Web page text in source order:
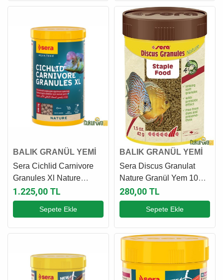
BALIK GRANÜL YEMİ
Sera Cichlid Carnivore
Granules Xl Nature
Granül Yem 1000 Ml -
330 Gr
1.225,00 TL
Sepete Ekle
BALIK GRANÜL YEMİ
Sera Discus Granulat
Nature Granül Yem 100
Ml - 42 Gr
280,00 TL
Sepete Ekle